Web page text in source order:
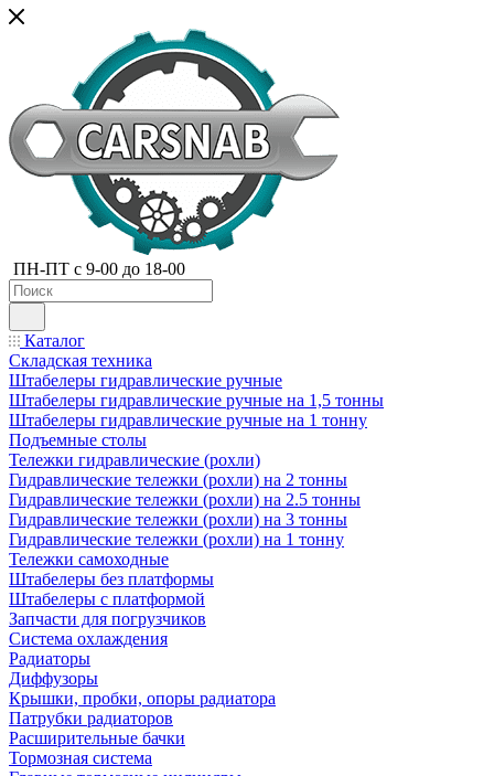
ПН-ПТ с 9-00 до 18-00
Каталог
Складская техника
Штабелеры гидравлические ручные
Штабелеры гидравлические ручные на 1,5 тонны
Штабелеры гидравлические ручные на 1 тонну
Подъемные столы
Тележки гидравлические (рохли)
Гидравлические тележки (рохли) на 2 тонны
Гидравлические тележки (рохли) на 2.5 тонны
Гидравлические тележки (рохли) на 3 тонны
Гидравлические тележки (рохли) на 1 тонну
Тележки самоходные
Штабелеры без платформы
Штабелеры с платформой
Запчасти для погрузчиков
Система охлаждения
Радиаторы
Диффузоры
Крышки, пробки, опоры радиатора
Патрубки радиаторов
Расширительные бачки
Тормозная система